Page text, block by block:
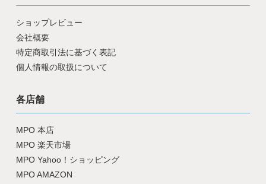
ショップレビュー
会社概要
特定商取引法に基づく表記
個人情報の取扱について
各店舗
MPO 本店
MPO 楽天市場
MPO Yahoo！ショッピング
MPO AMAZON